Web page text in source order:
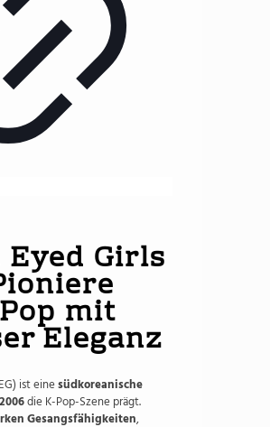
Girls
mit
Eleganz
ist einesüdkoreanische
2006die K-Pop-Szene prägt.
Gesangsfähigkeiten,